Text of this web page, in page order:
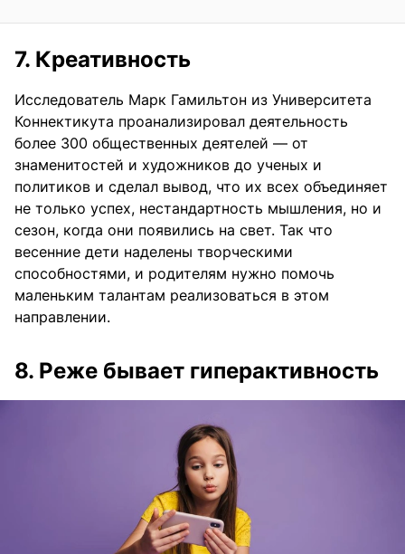
7. Креативность
Исследователь Марк Гамильтон из Университета
Коннектикута проанализировал деятельность
более 300 общественных деятелей — от
знаменитостей и художников до ученых и
политиков и сделал вывод, что их всех объединяет
не только успех, нестандартность мышления, но и
сезон, когда они появились на свет. Так что
весенние дети наделены творческими
способностями, и родителям нужно помочь
маленьким талантам реализоваться в этом
направлении.
8. Реже бывает гиперактивность